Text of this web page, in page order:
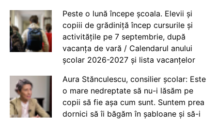
Peste o lună începe școala. Elevii și
copiii de grădiniță încep cursurile și
activitățile pe 7 septembrie, după
vacanța de vară / Calendarul anului
școlar 2026-2027 și lista vacanțelor
Aura Stănculescu, consilier școlar: Este
o mare nedreptate să nu-i lăsăm pe
copii să fie așa cum sunt. Suntem prea
dornici să îi băgăm în șabloane și să-i